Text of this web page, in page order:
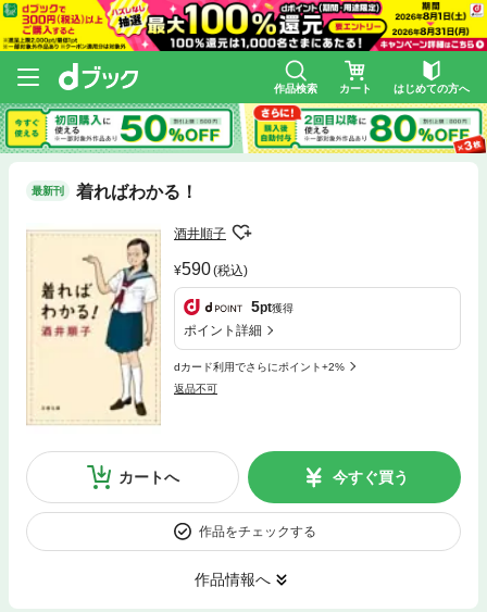
作品検索 カート はじめての方へ
最新刊 着ればわかる！
酒井順子
590(税込)
5pt獲得
ポイント詳細
dカード利用でさらにポイント+2%
返品不可
カートへ 今すぐ買う
作品をチェックする
作品情報へ